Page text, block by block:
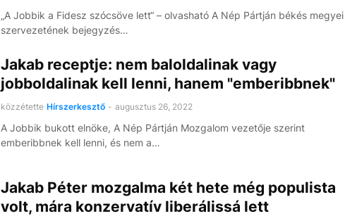
„A Jobbik a Fidesz szócsöve lett“ – olvasható A Nép Pártján békés megyei
szervezetének bejegyzés…
Jakab receptje: nem baloldalinak vagy
jobboldalinak kell lenni, hanem "emberibbnek"
közzétette Hírszerkesztő - augusztus 26, 2022
A Jobbik bukott elnöke, A Nép Pártján Mozgalom vezetője szerint
emberibbnek kell lenni, és nem a…
Jakab Péter mozgalma két hete még populista
volt, mára konzervatív liberálissá lett